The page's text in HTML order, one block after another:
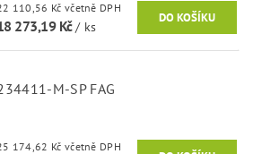
22 110,56 Kč včetně DPH
273,19 Kč/ ks
M-SP FAG
25 174,62 Kč včetně DPH